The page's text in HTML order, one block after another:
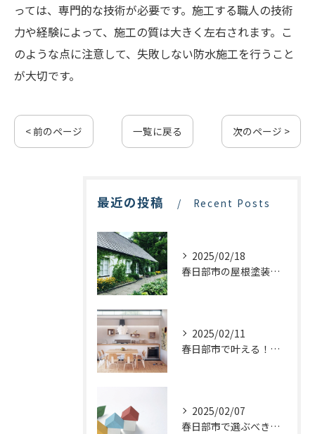
っては、専門的な技術が必要です。施工する職人の技術
力や経験によって、施工の質は大きく左右されます。こ
のような点に注意して、失敗しない防水施工を行うこと
が大切です。
< 前のページ 一覧に戻る 次のページ >
最近の投稿 Recent Posts
2025/02/18
春日部市の屋根塗装：最適な業者選びで価格を抑える方法
2025/02/11
春日部市で叶える！理想のキッチンリフォームを実現するステップ
2025/02/07
春日部市で選ぶべき屋根塗装の種類とは？プロが教える最適な選び方